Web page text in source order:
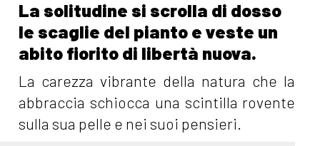
La solitudine si scrolla di dosso
le scaglie del pianto e veste un
abito fiorito di libertà nuova.
La carezza vibrante della natura che la
abbraccia schiocca una scintilla rovente
sulla sua pelle e nei suoi pensieri.